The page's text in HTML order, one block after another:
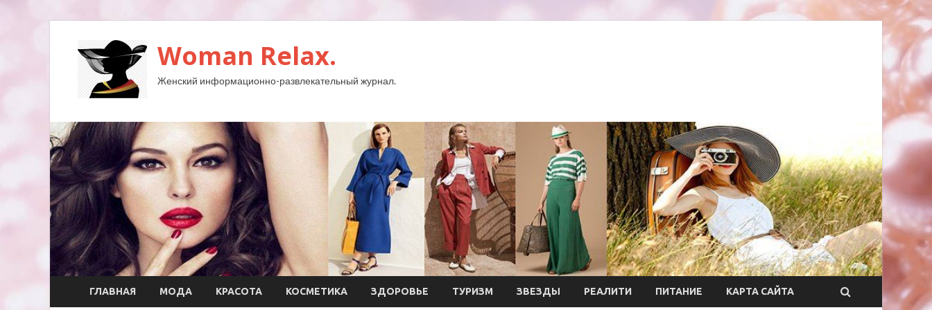
Woman Relax.
Женский информационно-развлекательный журнал.
ГЛАВНАЯ МОДА КРАСОТА КОСМЕТИКА ЗДОРОВЬЕ ТУРИЗМ ЗВЕЗДЫ РЕАЛИТИ ПИТАНИЕ КАРТА САЙТА